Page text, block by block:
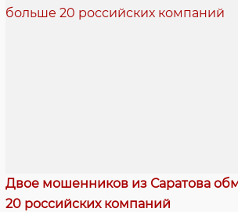
Двое мошенников из Саратова
20 российских компаний